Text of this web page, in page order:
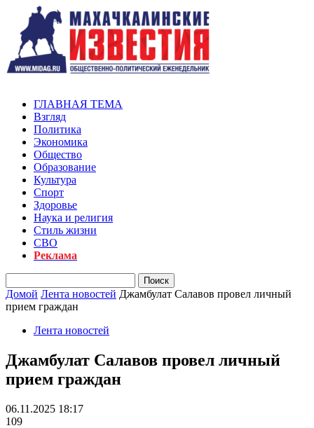
ГЛАВНАЯ ТЕМА
Взгляд
Политика
Экономика
Общество
Образование
Культура
Спорт
Здоровье
Наука и религия
Стиль жизни
СВО
Реклама
Домой Лента новостей Джамбулат Салавов провел личный
прием граждан
Лента новостей
Джамбулат Салавов провел личный
прием граждан
06.11.2025 18:17
109